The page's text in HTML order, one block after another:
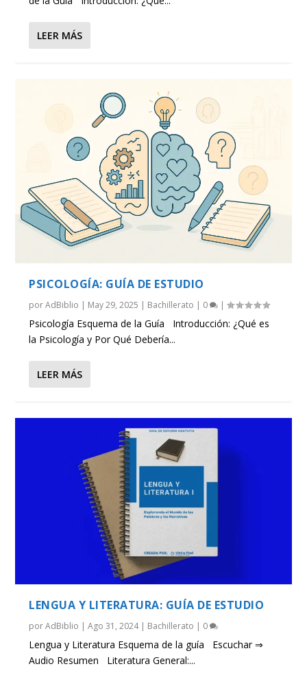
LEER MÁS
PSICOLOGÍA: GUÍA DE ESTUDIO
porAdBiblio | May 29, 2025 | Bachillerato | 0 |
Psicología Esquema de la Guía Introducción: ¿Qué es
la Psicología y Por Qué Debería...
LEER MÁS
LENGUA Y LITERATURA: GUÍA DE ESTUDIO
porAdBiblio |Ago 31, 2024| Bachillerato | 0
Lengua y Literatura Esquema de la guía Escuchar ⇒
Audio Resumen Literatura General:...